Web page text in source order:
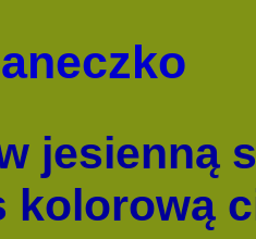
jesienną
kolorową